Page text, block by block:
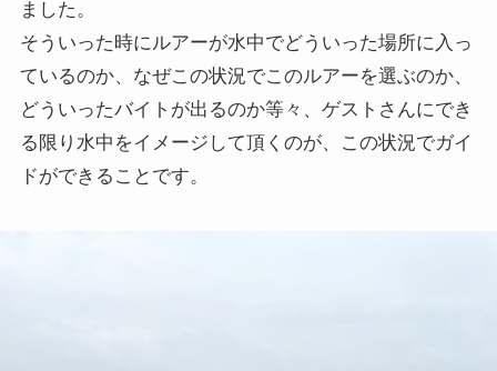
ました。
そういった時にルアーが水中でどういった場所に入っ
ているのか、なぜこの状況でこのルアーを選ぶのか、
どういったバイトが出るのか等々、ゲストさんにでき
る限り水中をイメージして頂くのが、この状況でガイ
ドができることです。